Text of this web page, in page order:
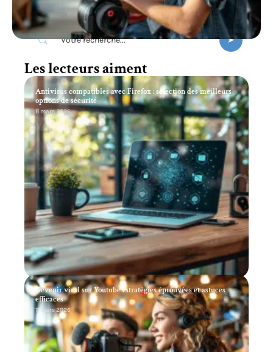
Recherche
Les lecteurs aiment
Antivirus compatibles avec Firefox : sélection des meilleurs
options de sécurité
11 mars 2026
Devenir viral sur Youtube : stratégies éprouvées et astuces
efficaces
11 mars 2026